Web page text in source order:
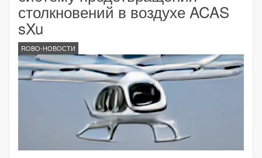
столкновений в воздухе ACAS
sXu
ROBO-НОВОСТИ